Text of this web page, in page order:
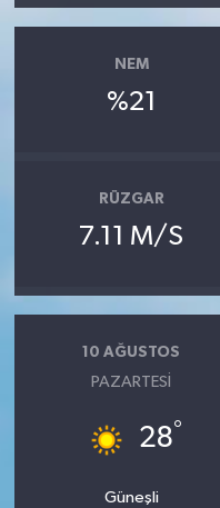
NEM
%21
RÜZGAR
7.11 M/S
10 AĞUSTOS
PAZARTESI
28°
Güneşli